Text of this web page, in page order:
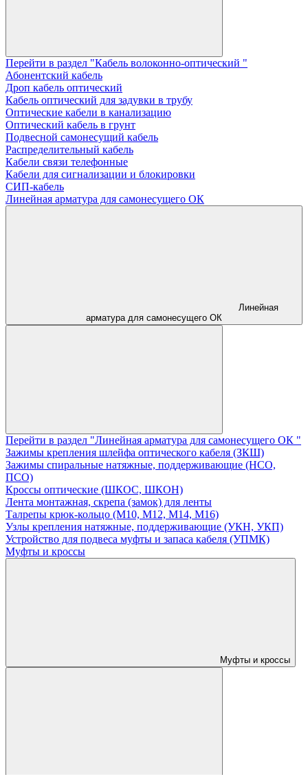
Перейти в раздел "Кабель волоконно-оптический "
Абонентский кабель
Дроп кабель оптический
Кабель оптический для задувки в трубу
Оптические кабели в канализацию
Оптический кабель в грунт
Подвесной самонесущий кабель
Распределительный кабель
Кабели связи телефонные
Кабели для сигнализации и блокировки
СИП-кабель
Линейная арматура для самонесущего ОК
Линейная
арматура для самонесущего ОК
Перейти в раздел "Линейная арматура для самонесущего ОК "
Зажимы крепления шлейфа оптического кабеля (ЗКШ)
Зажимы спиральные натяжные, поддерживающие (НСО,
ПСО)
Кроссы оптические (ШКОС, ШКОН)
Лента монтажная, скрепа (замок) для ленты
Талрепы крюк-кольцо (М10, М12, М14, М16)
Узлы крепления натяжные, поддерживающие (УКН, УКП)
Устройство для подвеса муфты и запаса кабеля (УПМК)
Муфты и кроссы
Муфты и кроссы